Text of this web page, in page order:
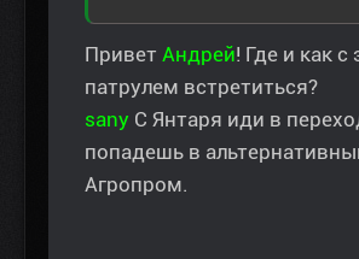
Привет Андрей! Где и как с
патрулем встретиться?
sany С Янтаря иди в
попадешь в
Агропром.